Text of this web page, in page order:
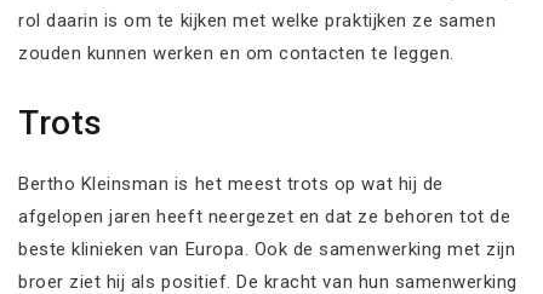
rol daarin is om te kijken met welke praktijken ze samen
zouden kunnen werken en om contacten te leggen.
Trots
Bertho Kleinsman is het meest trots op wat hij de
afgelopen jaren heeft neergezet en dat ze behoren tot de
beste klinieken van Europa. Ook de samenwerking met zijn
broer ziet hij als positief. De kracht van hun samenwerking